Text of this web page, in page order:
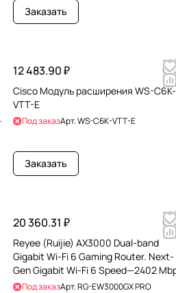
Заказать
12 483.90 ₽
Cisco Модуль расширения WS-C6K-
VTT-E
Под заказАрт.WS-C6K-VTT-E
Заказать
20 360.31 ₽
Reyee (Ruijie) AX3000 Dual-band
Gigabit Wi-Fi 6 Gaming Router. Next-
Gen Gigabit Wi-Fi 6 Speed—2402
on 5 GHz and 574
Под заказАрт.RG-EW3000GX PRO